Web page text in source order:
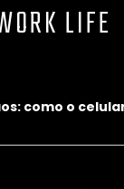
LIFE
como o